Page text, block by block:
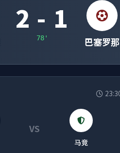
2 - 1
78' 巴塞罗那
VS
马竞